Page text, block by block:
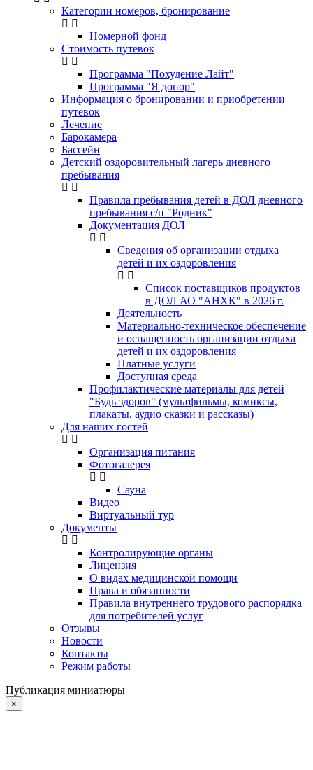
Категории номеров, бронирование
Номерной фонд
Стоимость путевок
Программа "Похудение Лайт"
Программа "Я донор"
Информация о бронировании и приобретении
путевок
Лечение
Барокамера
Бассейн
Детский оздоровительный лагерь дневного
пребывания
Правила пребывания детей в ДОЛ дневного
пребывания с/п "Родник"
Документация ДОЛ
Сведения об организации отдыха
детей и их оздоровления
Список поставщиков продуктов
в ДОЛ АО "АНХК" в 2026 г.
Деятельность
Материально-техническое обеспечение
и оснащенность организации отдыха
детей и их оздоровления
Платные услуги
Доступная среда
Профилактические материалы для детей
"Будь здоров" (мультфильмы, комиксы,
плакаты, аудио сказки и рассказы)
Для наших гостей
Организация питания
Фотогалерея
Сауна
Видео
Виртуальный тур
Документы
Контролирующие органы
Лицензия
О видах медицинской помощи
Права и обязанности
Правила внутреннего трудового распорядка
для потребителей услуг
Отзывы
Новости
Контакты
Режим работы
Публикация миниатюры
×